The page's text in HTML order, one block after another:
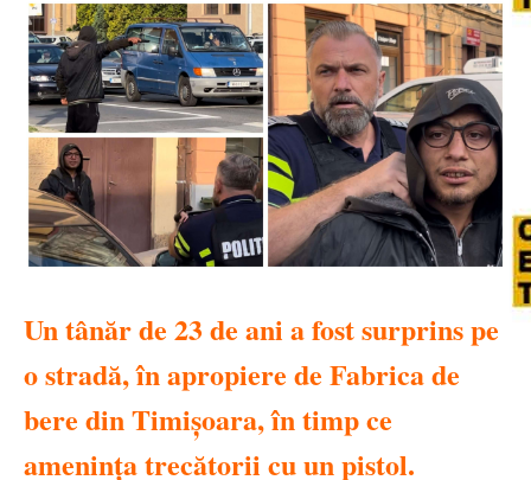
Un tânăr de 23 de ani a fost surprins pe
o stradă, în apropiere de Fabrica de
bere din Timișoara, în timp ce
amenința trecătorii cu un pistol.